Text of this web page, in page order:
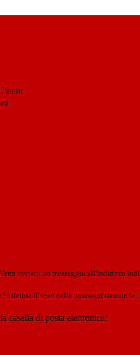
Verrà inviato un messaggio all'indirizzo
Effettua il reset della password tramite la
casella di posta elettronica!